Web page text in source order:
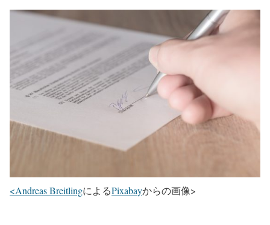
<Andreas BreitlingによるPixabayからの画像>